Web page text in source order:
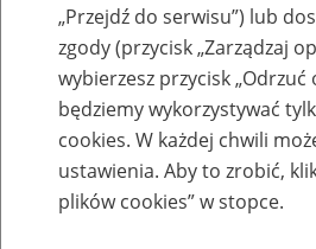
Zaproś ZUS do siebie -
eZUS w siedzibie Twojej
„Przejdź do serwisu”) lub
zgody (przycisk „Zarządzaj
wybierzesz przycisk „Odrzuć
będziemy wykorzystywać
cookies. W każdej chwili
ustawienia. Aby to zrobić,
plików cookies” w stopce.